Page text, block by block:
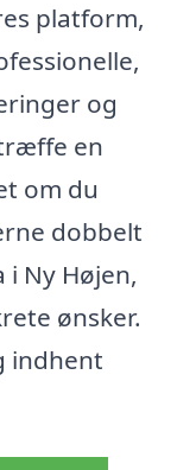
platform,
og
en
om du
dobbelt
Ny Højen,
ønsker.
indhent